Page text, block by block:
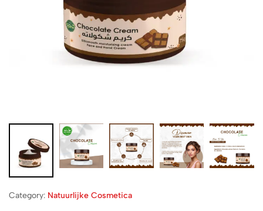
Category: Natuurlijke Cosmetica